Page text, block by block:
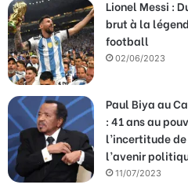
Lionel Messi :
brut à la
football
02/06/2023
Paul Biya au
: 41 ans au
l’incertitude de
l’avenir
11/07/2023